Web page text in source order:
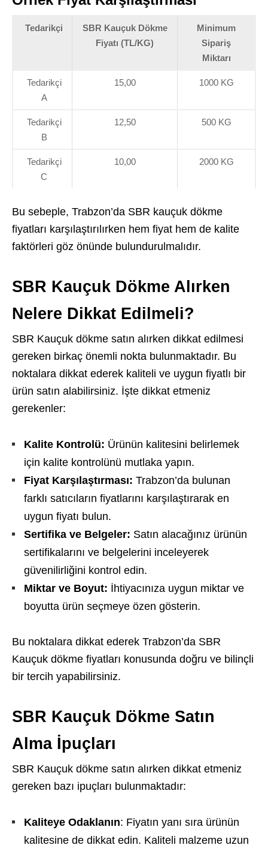
Tedarikçi
SBR Kauçuk Dökme
Fiyatı (TL/KG)
Minimum
Sipariş
Miktarı
Tedarikçi
A
15,00 1000 KG
Tedarikçi
B
12,50 500 KG
Tedarikçi
C
10,00 2000 KG
Bu sebeple, Trabzon’da SBR kauçuk dökme
fiyatları karşılaştırılırken hem fiyat hem de kalite
faktörleri göz önünde bulundurulmalıdır.
SBR Kauçuk Dökme Alırken
Nelere Dikkat Edilmeli?
SBR Kauçuk dökme satın alırken dikkat edilmesi
gereken birkaç önemli nokta bulunmaktadır. Bu
noktalara dikkat ederek kaliteli ve uygun fiyatlı bir
ürün satın alabilirsiniz. İşte dikkat etmeniz
gerekenler:
Kalite Kontrolü: Ürünün kalitesini belirlemek
için kalite kontrolünü mutlaka yapın.
Fiyat Karşılaştırması: Trabzon’da bulunan
farklı satıcıların fiyatlarını karşılaştırarak en
uygun fiyatı bulun.
Sertifika ve Belgeler: Satın alacağınız ürünün
sertifikalarını ve belgelerini inceleyerek
güvenilirliğini kontrol edin.
Miktar ve Boyut: İhtiyacınıza uygun miktar ve
boyutta ürün seçmeye özen gösterin.
Bu noktalara dikkat ederek Trabzon’da SBR
Kauçuk dökme fiyatları konusunda doğru ve bilinçli
bir tercih yapabilirsiniz.
SBR Kauçuk Dökme Satın
Alma İpuçları
SBR Kauçuk dökme satın alırken dikkat etmeniz
gereken bazı ipuçları bulunmaktadır:
Kaliteye Odaklanın: Fiyatın yanı sıra ürünün
kalitesine de dikkat edin. Kaliteli malzeme uzun